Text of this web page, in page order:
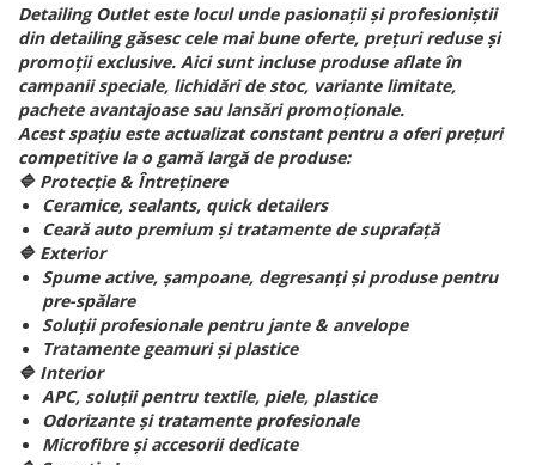
Detailing Outlet este locul unde pasionații și profesioniștii
din detailing găsesc cele mai bune oferte, prețuri reduse și
promoții exclusive. Aici sunt incluse produse aflate în
campanii speciale, lichidări de stoc, variante limitate,
pachete avantajoase sau lansări promoționale.
Acest spațiu este actualizat constant pentru a oferi prețuri
competitive la o gamă largă de produse:
🔷 Protecție & Întreținere
Ceramice, sealants, quick detailers
Ceară auto premium și tratamente de suprafață
🔷 Exterior
Spume active, șampoane, degresanți și produse pentru
pre-spălare
Soluții profesionale pentru jante & anvelope
Tratamente geamuri și plastice
🔷 Interior
APC, soluții pentru textile, piele, plastice
Odorizante și tratamente profesionale
Microfibre și accesorii dedicate